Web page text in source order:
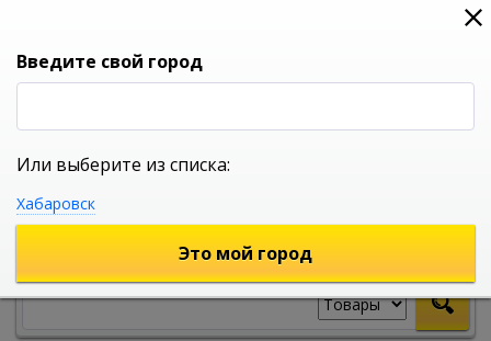
0
УНИВЕРСАЛЬНЫЙ ИНТЕРНЕТ МАГАЗИН
Введите свой город
Или выберите из списка:
Хабаровск
Это мой город